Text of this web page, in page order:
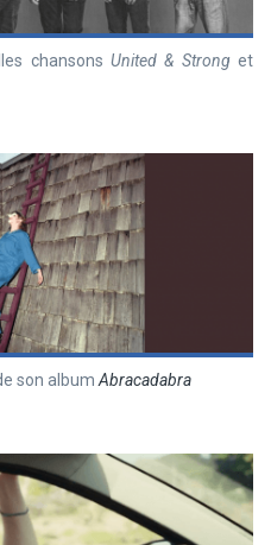
chansons United & Stronget
son album Abracadabra